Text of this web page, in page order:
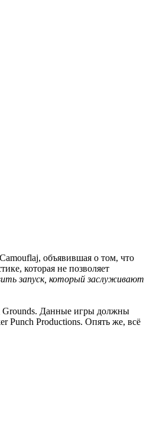
объявившая о том, что
которая не позволяет
запуск, который заслуживают
Grounds. Данные игры должны
Punch Productions. Опять же, всё